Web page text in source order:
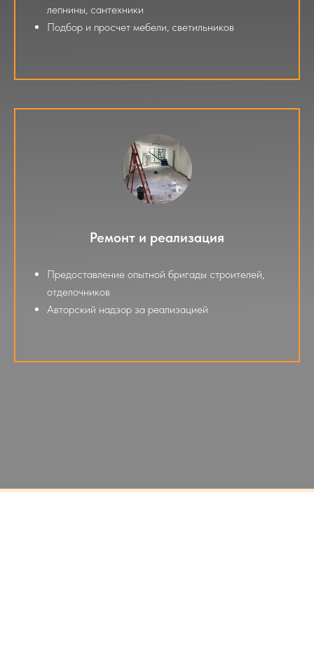
лепнины, сантехники
Подбор и просчет мебели, светильников
Ремонт и реализация
Предоставление опытной бригады строителей,
отделочников
Авторский надзор за реализацией